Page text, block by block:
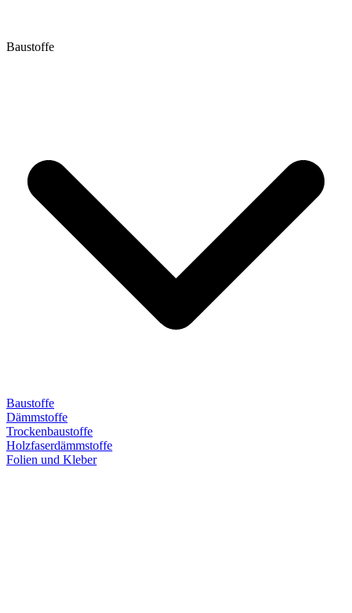
Baustoffe
Baustoffe
Dämmstoffe
Trockenbaustoffe
Holzfaserdämmstoffe
Folien und Kleber